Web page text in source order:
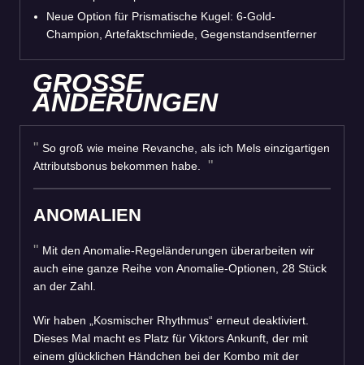
Neue Option für Prismatische Kugel: 6-Gold-
Champion, Artefaktschmiede, Gegenstandsentferner
GROSSE
ÄNDERUNGEN
So groß wie meine Revanche, als ich Mels einzigartigen
Attributsbonus bekommen habe.
ANOMALIEN
Mit den Anomalie-Regeländerungen überarbeiten wir
auch eine ganze Reihe von Anomalie-Optionen, 28 Stück
an der Zahl.
Wir haben „Kosmischer Rhythmus“ erneut deaktiviert.
Dieses Mal macht es Platz für Viktors Ankunft, der mit
einem glücklichen Händchen bei der Kombo mit der